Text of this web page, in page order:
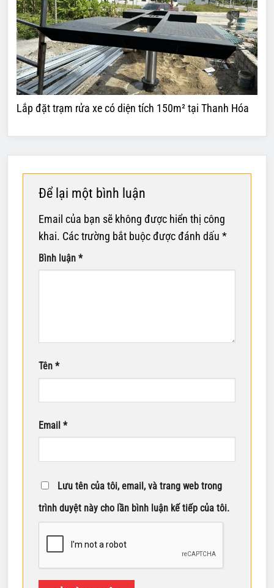
Lắp đặt trạm rửa xe có diện tích 150m² tại Thanh Hóa
Để lại một bình luận
Email của bạn sẽ không được hiển thị công
khai. Các trường bắt buộc được đánh dấu *
Bình luận *
Tên *
Email *
Lưu tên của tôi, email, và trang web trong
trình duyệt này cho lần bình luận kế tiếp của tôi.